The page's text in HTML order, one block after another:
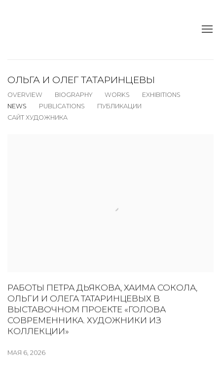
ОЛЬГА И ОЛЕГ ТАТАРИНЦЕВЫ
OVERVIEW BIOGRAPHY WORKS
EXHIBITIONS
NEWS
PUBLICATIONS
ПУБЛИКАЦИИ
САЙТ ХУДОЖНИКА
РАБОТЫ ПЕТРА ДЬЯКОВА, ХАИМА СОКОЛА,
ОЛЬГИ И ОЛЕГА ТАТАРИНЦЕВЫХ В
ВЫСТАВОЧНОМ ПРОЕКТЕ «ГОЛОВА
СОВРЕМЕННИКА. ХУДОЖНИКИ ИЗ
КОЛЛЕКЦИИ»
МАЯ 6, 2026